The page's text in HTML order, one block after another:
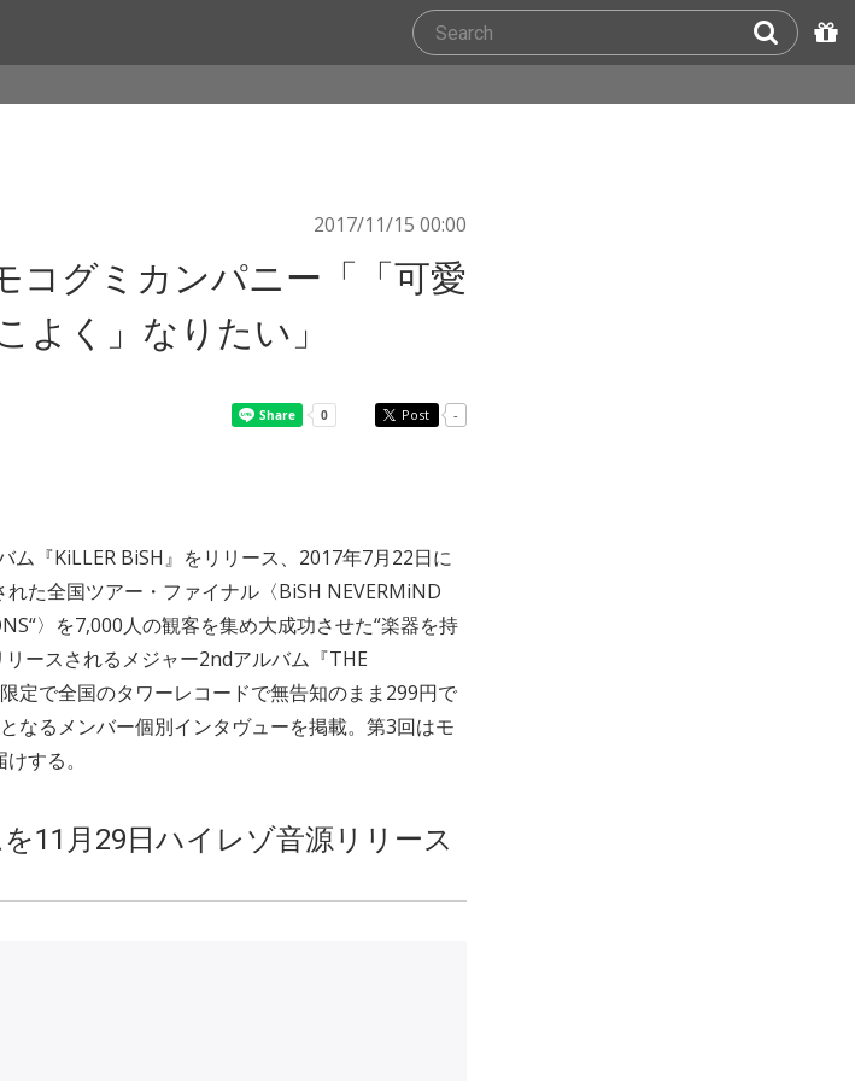
2017/11/15 00:00
コグミカンパニー「「可愛
よく」なりたい」
Post -
『KiLLER BiSH』をリリース、2017年7月22日に
た全国ツアー・ファイナル〈BiSH NEVERMiND
〉を7,000人の観客を集め大成功させた“楽器を持
ースされるメジャー2ndアルバム『THE
定で全国のタワーレコードで無告知のまま299円で
なるメンバー個別インタヴューを掲載。第3回はモ
する。
11月29日ハイレゾ音源リリース